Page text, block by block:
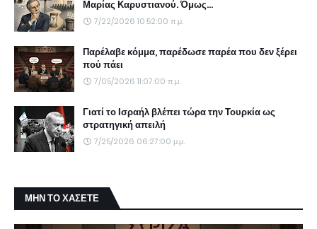
Μαρίας Καρυστιανού. Όμως...
7/22/2026 10:52:00 π.μ.
Παρέλαβε κόμμα, παρέδωσε παρέα που δεν ξέρει
πού πάει
7/05/2026 11:07:00 π.μ.
Γιατί το Ισραήλ βλέπει τώρα την Τουρκία ως
στρατηγική απειλή
7/25/2026 06:27:00 μ.μ.
ΜΗΝ ΤΟ ΧΑΣΕΤΕ